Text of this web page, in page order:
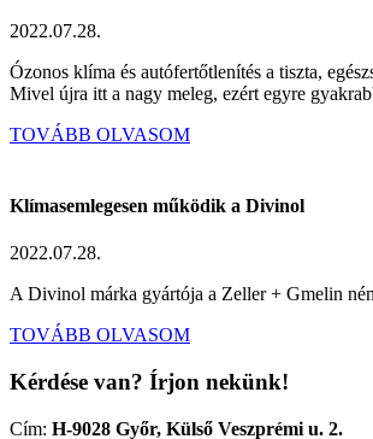
2022.07.28.
Ózonos klíma és autófertőtlenítés a tiszta,
Mivel újra itt a nagy meleg, ezért egyre
TOVÁBB OLVASOM
Klímasemlegesen működik a Divinol
2022.07.28.
A Divinol márka gyártója a Zeller + Gmelin
TOVÁBB OLVASOM
Kérdése van? Írjon nekünk!
Cím: H-9028 Győr, Külső Veszprémi u. 2.